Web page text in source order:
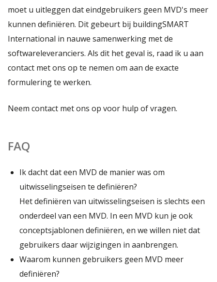
moet u uitleggen dat eindgebruikers geen MVD's meer
kunnen definiëren. Dit gebeurt bij buildingSMART
International in nauwe samenwerking met de
softwareleveranciers. Als dit het geval is, raad ik u aan
contact met ons op te nemen om aan de exacte
formulering te werken.
Neem contact met ons op voor hulp of vragen.
FAQ
Ik dacht dat een MVD de manier was om
uitwisselingseisen te definiëren?
Het definiëren van uitwisselingseisen is slechts een
onderdeel van een MVD. In een MVD kun je ook
conceptsjablonen definiëren, en we willen niet dat
gebruikers daar wijzigingen in aanbrengen.
Waarom kunnen gebruikers geen MVD meer
definiëren?